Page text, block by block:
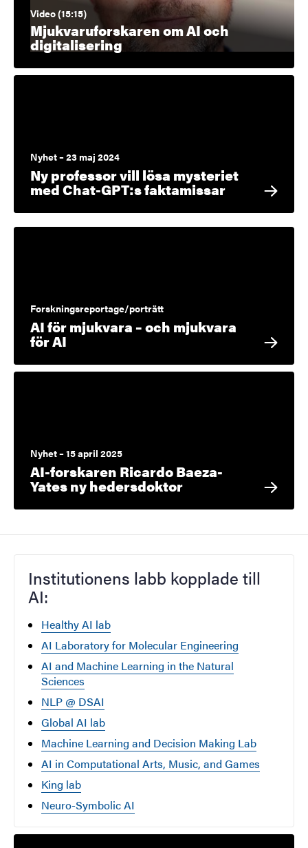
Video (15:15)
Mjukvaruforskaren om AI och
digitalisering
Nyhet – 23 maj 2024
Ny professor vill lösa mysteriet
med Chat-GPT:s faktamissar
Forskningsreportage/porträtt
AI för mjukvara – och mjukvara
för AI
Nyhet – 15 april 2025
AI-forskaren Ricardo Baeza-
Yates ny hedersdoktor
Institutionens labb kopplade till
AI:
Healthy AI lab
AI Laboratory for Molecular Engineering
AI and Machine Learning in the Natural
Sciences
NLP @ DSAI
Global AI lab
Machine Learning and Decision Making Lab
AI in Computational Arts, Music, and Games
King lab
Neuro-Symbolic AI